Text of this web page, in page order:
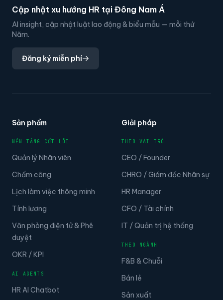
Cập nhật xu hướng HR tại Đông Nam Á
AI insight, cập nhật luật lao động & biểu mẫu — mỗi thứ
Năm.
Đăng ký miễn phí
Sản phẩm
NỀN TẢNG CỐT LÕI
Quản lý Nhân viên
Chấm công
Lịch làm việc thông minh
Tính lương
Văn phòng điện tử & Phê
duyệt
OKR / KPI
AI AGENTS
HR AI Chatbot
Giải pháp
THEO VAI TRÒ
CEO / Founder
CHRO / Giám đốc Nhân sự
HR Manager
CFO / Tài chính
IT / Quản trị hệ thống
THEO NGÀNH
F&B & Chuỗi
Bán lẻ
Sản xuất